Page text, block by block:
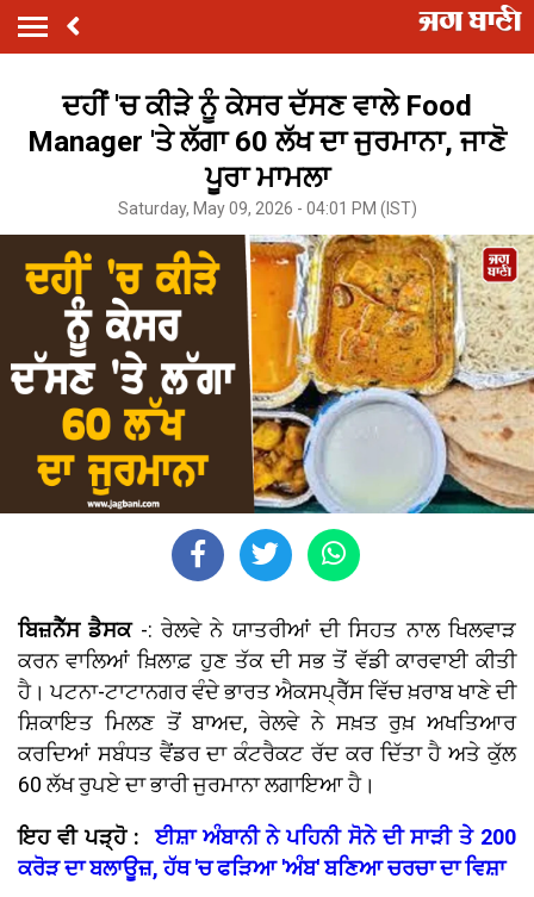
ਦਹੀਂ 'ਚ ਕੀੜੇ ਨੂੰ ਕੇਸਰ ਦੱਸਣ ਵਾਲੇ Food
Manager 'ਤੇ ਲੱਗਾ 60 ਲੱਖ ਦਾ ਜੁਰਮਾਨਾ, ਜਾਣੋ
ਪੂਰਾ ਮਾਮਲਾ
Saturday, May 09, 2026 - 04:01 PM (IST)
ਬਿਜ਼ਨੈੱਸ ਡੈਸਕ-: ਰੇਲਵੇ ਨੇ ਯਾਤਰੀਆਂ ਦੀ ਸਿਹਤ ਨਾਲ ਖਿਲਵਾੜ
ਕਰਨ ਵਾਲਿਆਂ ਖ਼ਿਲਾਫ਼ ਹੁਣ ਤੱਕ ਦੀ ਸਭ ਤੋਂ ਵੱਡੀ ਕਾਰਵਾਈ ਕੀਤੀ
ਹੈ। ਪਟਨਾ-ਟਾਟਾਨਗਰ ਵੰਦੇ ਭਾਰਤ ਐਕਸਪ੍ਰੈੱਸ ਵਿੱਚ ਖ਼ਰਾਬ ਖਾਣੇ ਦੀ
ਸ਼ਿਕਾਇਤ ਮਿਲਣ ਤੋਂ ਬਾਅਦ, ਰੇਲਵੇ ਨੇ ਸਖ਼ਤ ਰੁਖ਼ ਅਖਤਿਆਰ
ਕਰਦਿਆਂ ਸਬੰਧਤ ਵੈਂਡਰ ਦਾ ਕੰਟਰੈਕਟ ਰੱਦ ਕਰ ਦਿੱਤਾ ਹੈ ਅਤੇ ਕੁੱਲ
60 ਲੱਖ ਰੁਪਏ ਦਾ ਭਾਰੀ ਜੁਰਮਾਨਾ ਲਗਾਇਆ ਹੈ।
ਇਹ ਵੀ ਪੜ੍ਹੋ :ਈਸ਼ਾ ਅੰਬਾਨੀ ਨੇ ਪਹਿਨੀ ਸੋਨੇ ਦੀ ਸਾੜੀ ਤੇ 200
ਕਰੋੜ ਦਾ ਬਲਾਊਜ਼, ਹੱਥ 'ਚ ਫੜਿਆ 'ਅੰਬ' ਬਣਿਆ ਚਰਚਾ ਦਾ ਵਿਸ਼ਾ